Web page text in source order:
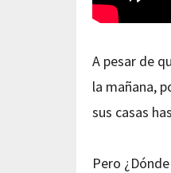
A pesar de
la mañana,
sus casas
Pero